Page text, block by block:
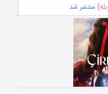
منتشر شد